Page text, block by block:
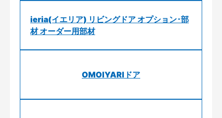
ieria(イエリア) リビングドア オプション･部
材 オーダー用部材
OMOIYARIドア